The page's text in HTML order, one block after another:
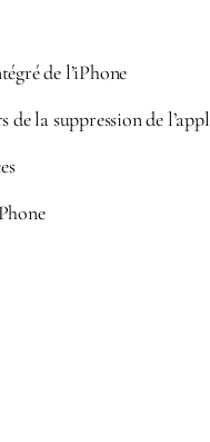
de l’iPhone
de la suppression de